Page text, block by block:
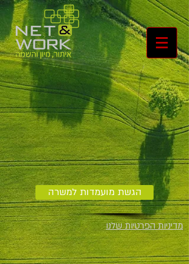
הגשת מועמדות למשרה
מדיניות הפרטיות שלנו